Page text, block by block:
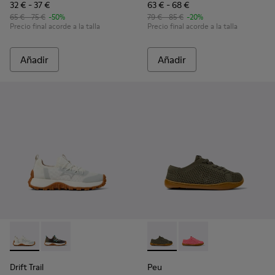
32 € - 37 €
65 € - 75 € -50%
Precio final acorde a la talla
Añadir
63 € - 68 €
79 € - 85 € -20%
Precio final acorde a la talla
Añadir
Drift Trail - K800684-001 - Sneakers de tejido y piel blancas
Drift Trail - K800684-002
Drift Trail
Peu - K800690-003 -
Peu - K800690-002
Peu